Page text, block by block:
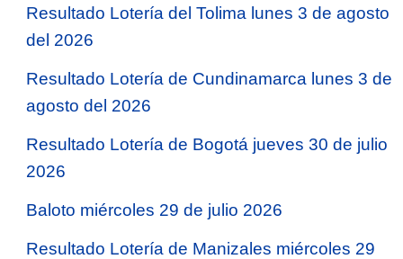
Resultado Lotería del Tolima lunes 3 de agosto
del 2026
Resultado Lotería de Cundinamarca lunes 3 de
agosto del 2026
Resultado Lotería de Bogotá jueves 30 de julio
2026
Baloto miércoles 29 de julio 2026
Resultado Lotería de Manizales miércoles 29